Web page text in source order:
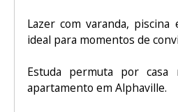
Lazer com varanda,
ideal para momentos de
Estuda permuta por casa
apartamento em Alphaville.